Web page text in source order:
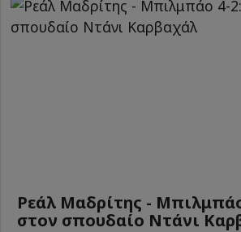
Ρεάλ Μαδρίτης -
στον σπουδαίο Ντάνι